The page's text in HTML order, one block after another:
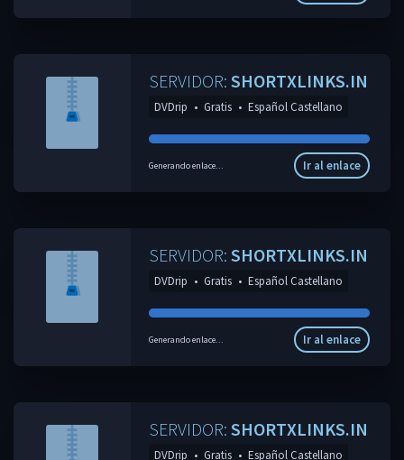
SERVIDOR: SHORTXLINKS.IN
DVDrip • Gratis • Español Castellano
Generando enlace... Ir al enlace
SERVIDOR: SHORTXLINKS.IN
DVDrip • Gratis • Español Castellano
Generando enlace... Ir al enlace
SERVIDOR: SHORTXLINKS.IN
DVDrip • Gratis • Español Castellano